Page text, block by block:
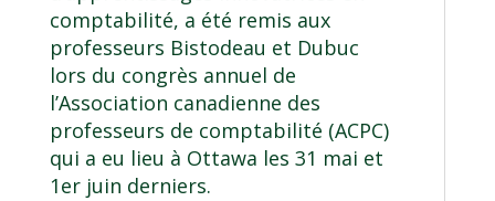
comptabilité, a été remis aux
professeurs Bistodeau et Dubuc
lors du congrès annuel de
l’Association canadienne des
professeurs de comptabilité (ACPC)
qui a eu lieu à Ottawa les 31 mai et
1er juin derniers.